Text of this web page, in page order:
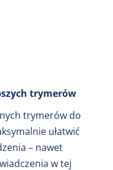
trymerów
trymerów do
ułatwić
– nawet
w tej